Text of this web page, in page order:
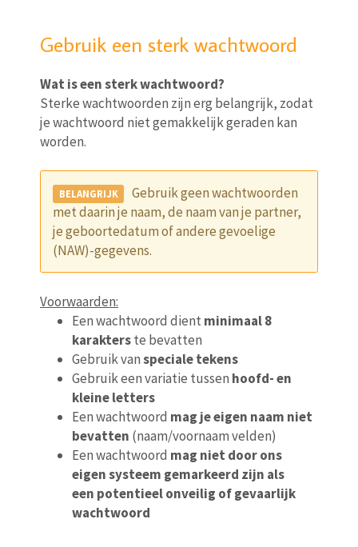
Gebruik een sterk wachtwoord
Wat is een sterk wachtwoord?
Sterke wachtwoorden zijn erg belangrijk, zodat
je wachtwoord niet gemakkelijk geraden kan
worden.
Gebruik geen wachtwoorden
met daarin je naam, de naam van je partner,
je geboortedatum of andere gevoelige
(NAW)-gegevens.
Voorwaarden:
Een wachtwoord dient minimaal 8
karakterste bevatten
Gebruik vanspeciale tekens
Gebruik een variatie tussen hoofd- en
kleine letters
Een wachtwoord mag je eigen naam niet
bevatten (naam/voornaam velden)
Een wachtwoord mag niet door ons
eigen systeem gemarkeerd zijn als
een potentieel onveilig of gevaarlijk
wachtwoord